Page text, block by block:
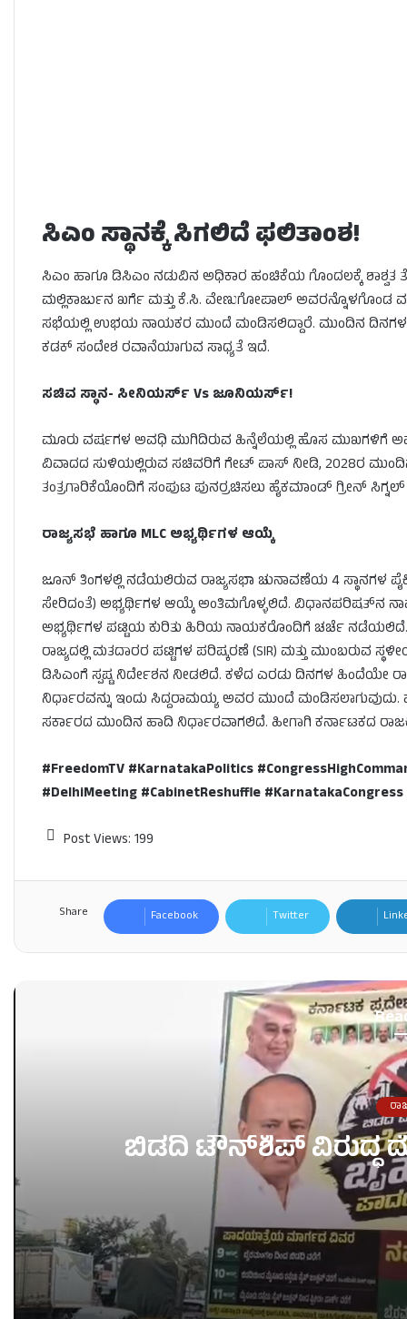
ಸಿಎಂ ಸ್ಥಾನಕ್ಕೆ ಸಿಗಲಿದೆ ಫಲಿತಾಂಶ!
ಸಿಎಂ ಹಾಗೂ ಡಿಸಿಎಂ ನಡುವಿನ ಅಧಿಕಾರ ಹಂಚಿಕೆಯ ಗೊಂದಲಕ್ಕೆ
ಮಲ್ಲಿಕಾರ್ಜುನ ಖರ್ಗೆ ಮತ್ತು ಕೆ.ಸಿ. ವೇಣುಗೋಪಾಲ್ ಅವರನ್ನೊಳಗೊಂಡ
ಸಭೆಯಲ್ಲಿ ಉಭಯ ನಾಯಕರ ಮುಂದೆ ಮಂಡಿಸಲಿದ್ದಾರೆ. ಮುಂದಿನ
ಕಡಕ್ ಸಂದೇಶ ರವಾನೆಯಾಗುವ ಸಾಧ್ಯತೆ ಇದೆ.
ಸಚಿವ ಸ್ಥಾನ- ಸೀನಿಯರ್ಸ್ Vs ಜೂನಿಯರ್ಸ್!
ಮೂರು ವರ್ಷಗಳ ಅವಧಿ ಮುಗಿದಿರುವ ಹಿನ್ನೆಲೆಯಲ್ಲಿ ಹೊಸ ಮುಖಗಳಿಗೆ
ವಿವಾದದ ಸುಳಿಯಲ್ಲಿರುವ ಸಚಿವರಿಗೆ ಗೇಟ್ ಪಾಸ್ ನೀಡಿ, 2028ರ
ತಂತ್ರಗಾರಿಕೆಯೊಂದಿಗೆ ಸಂಪುಟ ಪುನರ್ರಚಿಸಲು ಹೈಕಮಾಂಡ್ ಗ್ರೀನ್
ರಾಜ್ಯಸಭೆ ಹಾಗೂ MLC ಅಭ್ಯರ್ಥಿಗಳ ಆಯ್ಕೆ
ಜೂನ್ ತಿಂಗಳಲ್ಲಿ ನಡೆಯಲಿರುವ ರಾಜ್ಯಸಭಾ ಚುನಾವಣೆಯ 4 ಸ್ಥಾನಗಳ
ಸೇರಿದಂತೆ) ಅಭ್ಯರ್ಥಿಗಳ ಆಯ್ಕೆ ಅಂತಿಮಗೊಳ್ಳಲಿದೆ.
ಅಭ್ಯರ್ಥಿಗಳ ಪಟ್ಟಿಯ ಕುರಿತು ಹಿರಿಯ ನಾಯಕರೊಂದಿಗೆ ಚರ್ಚೆ ನಡೆಯಲಿದೆ.
ರಾಜ್ಯದಲ್ಲಿ ಮತದಾರರ ಪಟ್ಟಿಗಳ ಪರಿಷ್ಕರಣೆ (SIR) ಮತ್ತು ಮುಂಬರುವ
ಡಿಸಿಎಂಗೆ ಸ್ಪಷ್ಟ ನಿರ್ದೇಶನ ನೀಡಲಿದೆ. ಕಳೆದ ಎರಡು ದಿನಗಳ ಹಿಂದೆಯೇ
ನಿರ್ಧಾರವನ್ನು ಇಂದು ಸಿದ್ದರಾಮಯ್ಯ ಅವರ ಮುಂದೆ
ಸರ್ಕಾರದ ಮುಂದಿನ ಹಾದಿ ನಿರ್ಧಾರವಾಗಲಿದೆ. ಹೀಗಾಗಿ ಕರ್ನಾಟಕದ
#FreedomTV #KarnatakaPolitics
#DelhiMeeting #CabinetReshuffle
Post Views: 199
Share Facebook Twitter
ಬಿಡದಿ ಟೌನ್‌ಶಿಪ್‌ ವಿರುದ್ಧ
ಬಿಡದಿ ಟೌನ್‌ಶಿಪ್‌ ವಿರುದ್ಧ ದೋಸ್ತಿ ನಾಯಕರ ಪಾದಯಾತ್ರೆ!